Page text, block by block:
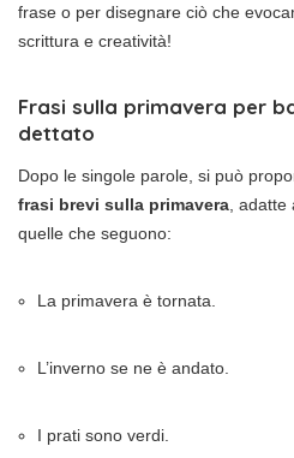
frase o per disegnare ciò che
scrittura e creatività!
Frasi sulla primavera per
dettato
Dopo le singole parole, si può
frasi brevi sulla primavera, adatte
quelle che seguono:
La primavera è tornata.
L’inverno se ne è andato.
I prati sono verdi.